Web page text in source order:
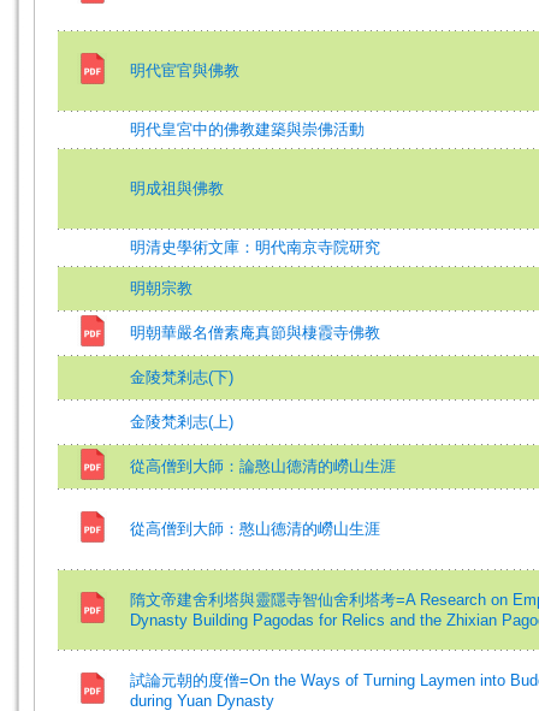
明代宦官與佛教
明代皇宮中的佛教建築與崇佛活動
明成祖與佛教
明清史學術文庫：明代南京寺院研究
明朝宗教
明朝華嚴名僧素庵真節與棲霞寺佛教
金陵梵剎志(下)
金陵梵剎志(上)
從高僧到大師：論憨山德清的嶗山生涯
從高僧到大師：憨山德清的嶗山生涯
隋文帝建舍利塔與靈隱寺智仙舍利塔考=A Research on
Dynasty Building Pagodas for Relics and the Zhixian
試論元朝的度僧=On the Ways of Turning Laymen into
during Yuan Dynasty